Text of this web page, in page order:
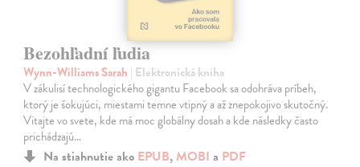
Bezohľadní ľudia
Wynn-Williams Sarah | Elektronická kniha
V zákulisí technologického gigantu Facebook sa odohráva príbeh,
ktorý je šokujúci, miestami temne vtipný a až znepokojivo skutočný.
Vitajte vo svete, kde má moc globálny dosah a kde následky často
prichádzajú…
Na stiahnutie ako EPUB, MOBI a PDF